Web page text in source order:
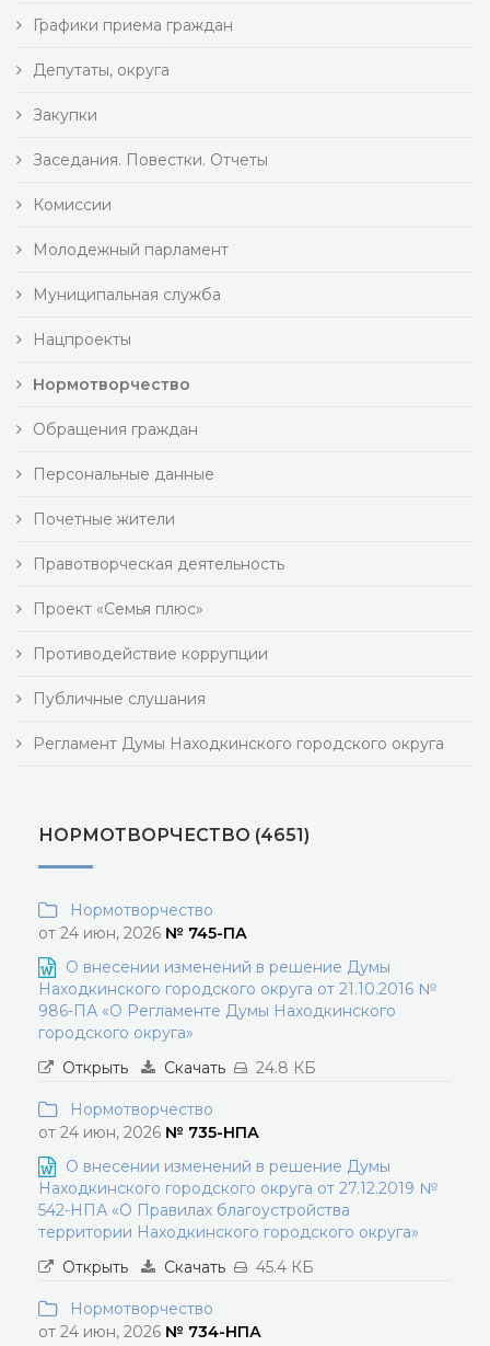
Графики приема граждан
Депутаты, округа
Закупки
Заседания. Повестки. Отчеты
Комиссии
Молодежный парламент
Муниципальная служба
Нацпроекты
Нормотворчество
Обращения граждан
Персональные данные
Почетные жители
Правотворческая деятельность
Проект «Семья плюс»
Противодействие коррупции
Публичные слушания
Регламент Думы Находкинского городского округа
НОРМОТВОРЧЕСТВО (4651)
Нормотворчество
от 24 июн, 2026 № 745-ПА
О внесении изменений в решение Думы
Находкинского городского округа от 21.10.2016 №
986-ПА «О Регламенте Думы Находкинского
городского округа»
Открыть
Скачать 24.8 КБ
Нормотворчество
от 24 июн, 2026 № 735-НПА
О внесении изменений в решение Думы
Находкинского городского округа от 27.12.2019 №
542-НПА «О Правилах благоустройства
территории Находкинского городского округа»
Открыть
Скачать 45.4 КБ
Нормотворчество
от 24 июн, 2026 № 734-НПА